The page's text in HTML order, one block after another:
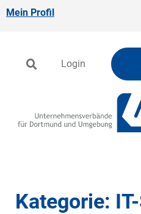
Mein Profil
Login
Kategorie: